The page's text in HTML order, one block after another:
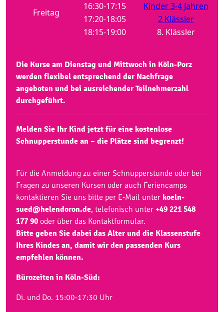
Freitag
16:30-17:15
Kinder 3-4 Jahren
17:20-18:05
2 Klässler
18:15-19:00
8. Klässler
Die Kurse am Dienstag und Mittwoch in Köln-Porz
werden flexibel entsprechend der Nachfrage
angeboten und bei ausreichender Teilnehmerzahl
durchgeführt.
Melden Sie Ihr Kind jetzt für eine kostenlose
Schnupperstunde an – die Plätze sind begrenzt!
Für die Anmeldung zu einer Schnupperstunde oder bei
Fragen zu unseren Kursen oder auch Feriencamps
kontaktieren Sie uns bitte per E-Mail unter koeln-
sued@helendoron.de, telefonisch unter +49 221 548
177 90 oder über das Kontaktformular.
Bitte geben Sie dabei das Alter und die Klassenstufe
Ihres Kindes an, damit wir den passenden Kurs
empfehlen können.
Bürozeiten in Köln-Süd:
Di. und Do. 15:00-17:30 Uhr